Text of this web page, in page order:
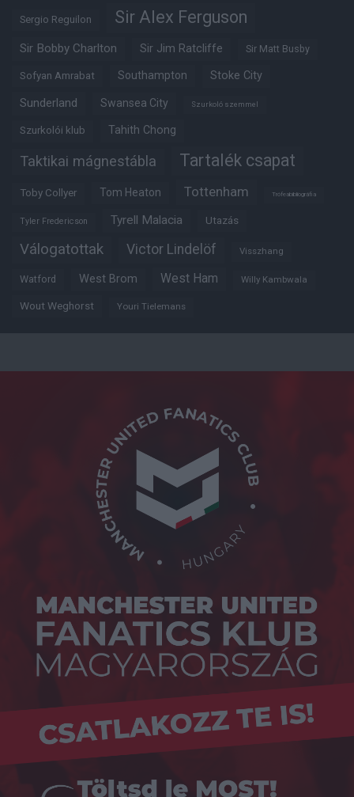
Sergio Reguilon Sir Alex Ferguson
Sir Bobby Charlton Sir Jim Ratcliffe Sir Matt Busby
Sofyan Amrabat Southampton Stoke City
Sunderland Swansea City Szurkoló szemmel
Szurkolói klub Tahith Chong
Taktikai mágnestábla Tartalék csapat
Toby Collyer Tom Heaton Tottenham Trófeabibliográfia
Tyler Fredericson Tyrell Malacia Utazás
Válogatottak Victor Lindelöf Visszhang
Watford West Brom West Ham Willy Kambwala
Wout Weghorst Youri Tielemans